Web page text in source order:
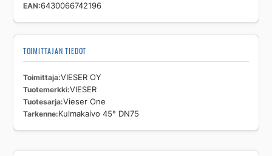
EAN 6430066742196
TOIMITTAJAN TIEDOT
Toimittaja VIESER OY
Tuotemerkki VIESER
Tuotesarja Vieser One
Tarkenne Kulmakaivo 45° DN75